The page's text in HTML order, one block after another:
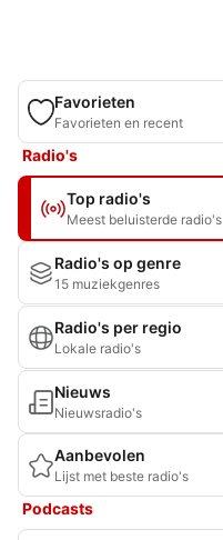
Favorieten
Favorieten en recent
Radio's
Top radio's
Meest beluisterde radio's
Radio's op genre
15 muziekgenres
Radio's per regio
Lokale radio's
Nieuws
Nieuwsradio's
Aanbevolen
Lijst met beste radio's
Podcasts